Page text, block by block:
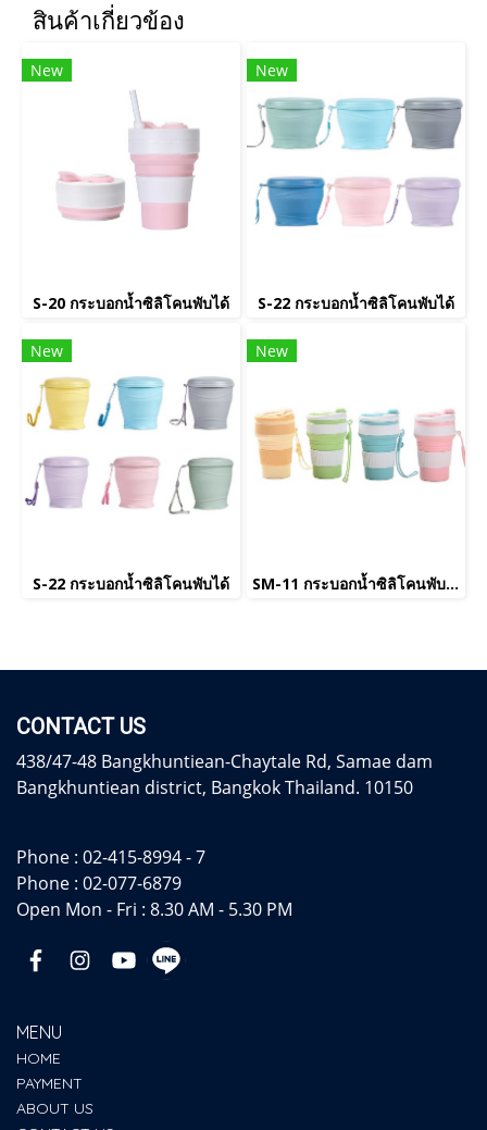
สินค้าเกี่ยวข้อง
New
S-20 กระบอกน้ำซิลิโคนพับได้
New
S-22 กระบอกน้ำซิลิโคนพับได้
New
S-22 กระบอกน้ำซิลิโคนพับได้
New
SM-11 กระบอกน้ำซิลิโคนพับได้
CONTACT US
438/47-48 Bangkhuntiean-Chaytale Rd, Samae dam
Bangkhuntiean district, Bangkok Thailand. 10150
Phone : 02-415-8994 - 7
Phone : 02-077-6879
Open Mon - Fri : 8.30 AM - 5.30 PM
MENU
HOME
PAYMENT
ABOUT US